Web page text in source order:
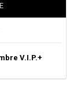
V.I.P.+